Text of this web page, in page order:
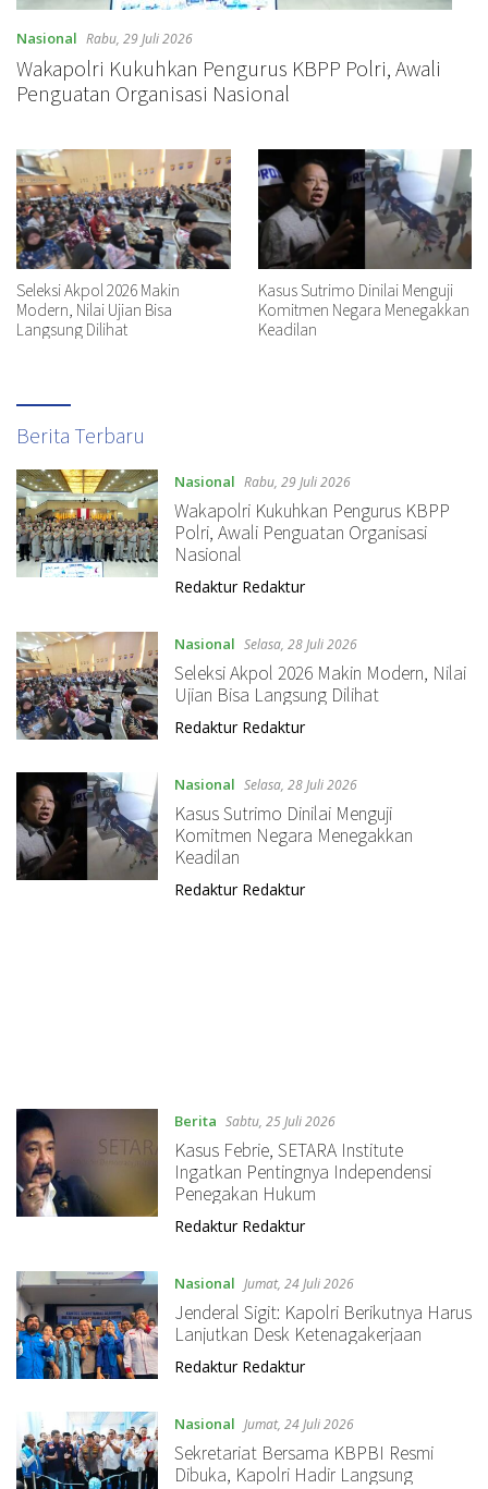
Nasional Rabu, 29 Juli 2026
Wakapolri Kukuhkan Pengurus KBPP Polri, Awali
Penguatan Organisasi Nasional
Seleksi Akpol 2026 Makin
Modern, Nilai Ujian Bisa
Langsung Dilihat
Kasus Sutrimo Dinilai Menguji
Komitmen Negara Menegakkan
Keadilan
Berita Terbaru
Nasional Rabu, 29 Juli 2026
Wakapolri Kukuhkan Pengurus KBPP
Polri, Awali Penguatan Organisasi
Nasional
Redaktur Redaktur
Nasional Selasa, 28 Juli 2026
Seleksi Akpol 2026 Makin Modern, Nilai
Ujian Bisa Langsung Dilihat
Redaktur Redaktur
Nasional Selasa, 28 Juli 2026
Kasus Sutrimo Dinilai Menguji
Komitmen Negara Menegakkan
Keadilan
Redaktur Redaktur
Berita Sabtu, 25 Juli 2026
Kasus Febrie, SETARA Institute
Ingatkan Pentingnya Independensi
Penegakan Hukum
Redaktur Redaktur
Nasional Jumat, 24 Juli 2026
Jenderal Sigit: Kapolri Berikutnya Harus
Lanjutkan Desk Ketenagakerjaan
Redaktur Redaktur
Nasional Jumat, 24 Juli 2026
Sekretariat Bersama KBPBI Resmi
Dibuka, Kapolri Hadir Langsung